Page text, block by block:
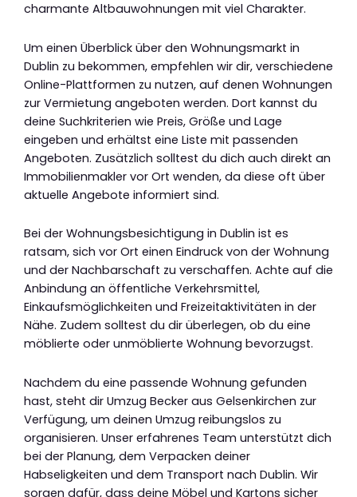
charmante Altbauwohnungen mit viel Charakter.
Um einen Überblick über den Wohnungsmarkt in
Dublin zu bekommen, empfehlen wir dir, verschiedene
Online-Plattformen zu nutzen, auf denen Wohnungen
zur Vermietung angeboten werden. Dort kannst du
deine Suchkriterien wie Preis, Größe und Lage
eingeben und erhältst eine Liste mit passenden
Angeboten. Zusätzlich solltest du dich auch direkt an
Immobilienmakler vor Ort wenden, da diese oft über
aktuelle Angebote informiert sind.
Bei der Wohnungsbesichtigung in Dublin ist es
ratsam, sich vor Ort einen Eindruck von der Wohnung
und der Nachbarschaft zu verschaffen. Achte auf die
Anbindung an öffentliche Verkehrsmittel,
Einkaufsmöglichkeiten und Freizeitaktivitäten in der
Nähe. Zudem solltest du dir überlegen, ob du eine
möblierte oder unmöblierte Wohnung bevorzugst.
Nachdem du eine passende Wohnung gefunden
hast, steht dir Umzug Becker aus Gelsenkirchen zur
Verfügung, um deinen Umzug reibungslos zu
organisieren. Unser erfahrenes Team unterstützt dich
bei der Planung, dem Verpacken deiner
Habseligkeiten und dem Transport nach Dublin. Wir
sorgen dafür, dass deine Möbel und Kartons sicher